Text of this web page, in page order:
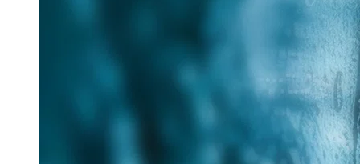
Im Rahmen des Messe-Mottos „Lösungen für eine
verantwortungsvolle Zukunft“ hat Tracto auf der IFAT